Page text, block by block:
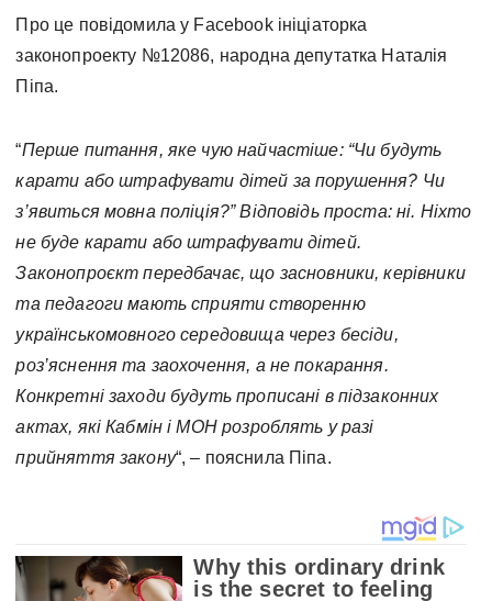
Про це повідомила у Facebook ініціаторка
законопроекту №12086, народна депутатка Наталія
Піпа.
“Перше питання, яке чую найчастіше: “Чи будуть
карати або штрафувати дітей за порушення? Чи
з’явиться мовна поліція?”Відповідь проста: ні. Ніхто
не буде карати або штрафувати дітей.
Законопроєкт передбачає, що засновники, керівники
та педагоги мають сприяти створенню
українськомовного середовища через бесіди,
роз’яснення та заохочення, а не покарання.
Конкретні заходи будуть прописані в підзаконних
актах, які Кабмін і МОН розроблять у разі
прийняття закону“, – пояснила Піпа.